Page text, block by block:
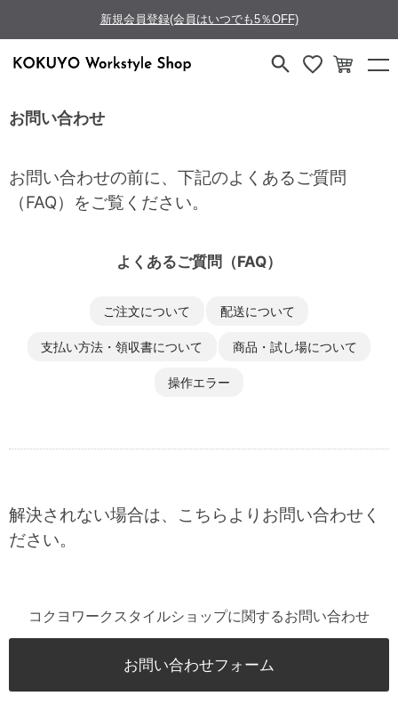
新規会員登録(会員はいつでも5％OFF)
お問い合わせ
お問い合わせの前に、下記のよくあるご質問
（FAQ）をご覧ください。
よくあるご質問（FAQ）
ご注文について 配送について
支払い方法・領収書について 商品・試し場について
操作エラー
解決されない場合は、こちらよりお問い合わせく
ださい。
コクヨワークスタイルショップに関するお問い合わせ
お問い合わせフォーム